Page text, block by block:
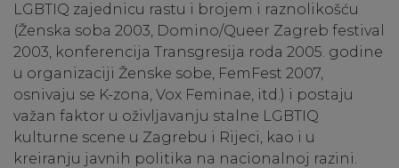
LGBTIQ zajednicu rastu i brojem i raznolikošću
(Ženska soba 2003, Domino/Queer Zagreb festival
2003, konferencija Transgresija roda 2005. godine
u organizaciji Ženske sobe, FemFest 2007,
osnivaju se K-zona, Vox Feminae, itd.) i postaju
važan faktor u oživljavanju stalne LGBTIQ
kulturne scene u Zagrebu i Rijeci, kao i u
kreiranju javnih politika na nacionalnoj razini.